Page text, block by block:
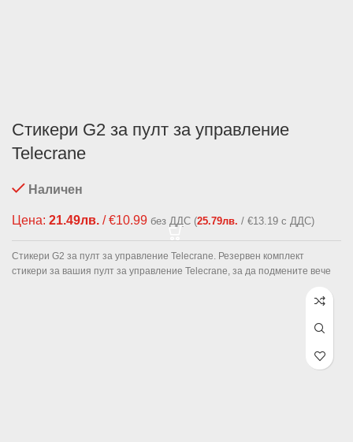
Стикери G2 за пулт за управление
Telecrane
Наличен
Цена: 21.49лв. / €10.99 без ДДС (25.79лв. / €13.19 с ДДС)
Стикери G2 за пулт за управление Telecrane. Резервен комплект
стикери за вашия пулт за управление Telecrane, за да подмените вече